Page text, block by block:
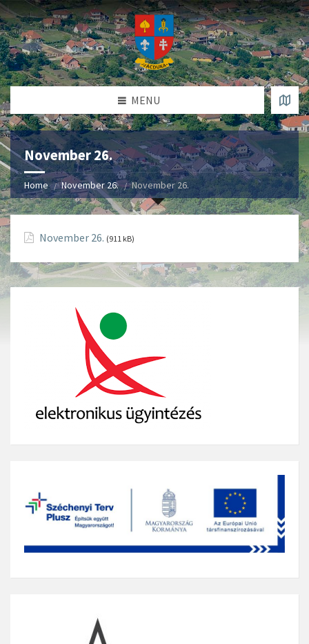
MENU
November 26.
Home November 26. November 26.
November 26. (911 kB)